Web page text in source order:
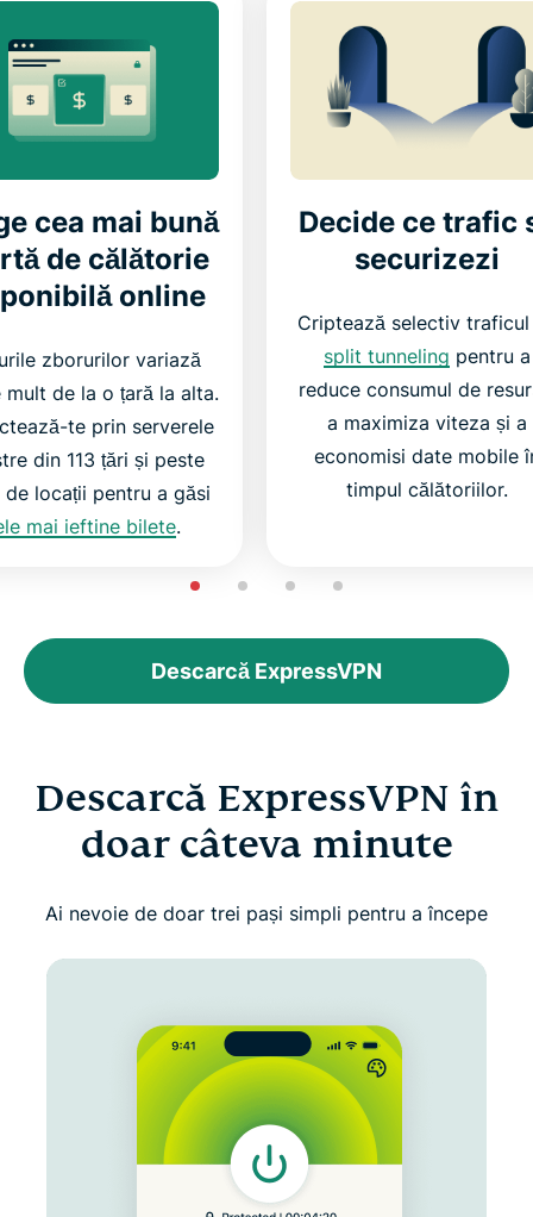
cea mai bună
de călătorie
online
zborurilor variază
de la o țară la alta.
te prin serverele
din 113 țări și peste
de locații pentru a găsi
mai ieftine bilete.
Decide ce trafic
securizezi
Criptează selectiv
split tunneling pentru a
reduce consumul de
a maximiza viteza și a
economisi date mobile
timpul călătoriilor.
Descarcă ExpressVPN
Descarcă ExpressVPN în
doar câteva minute
Ai nevoie de doar trei pași simpli pentru a începe